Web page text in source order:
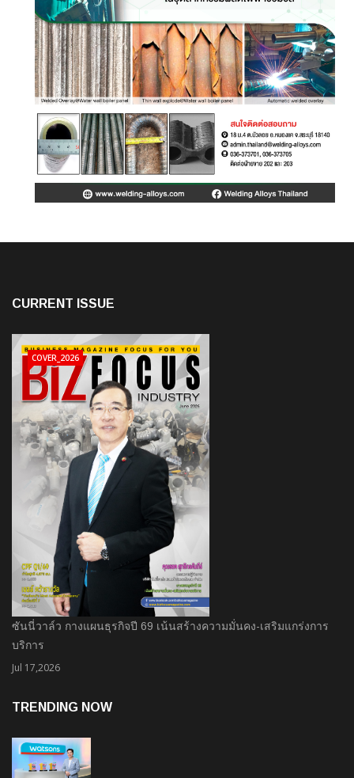
CURRENT ISSUE
ซันนี่วาล์ว กางแผนธุรกิจปี 69 เน้นสร้างความมั่นคง-เสริมแกร่งการ
บริการ
Jul 17,2026
COVER_2026
TRENDING NOW